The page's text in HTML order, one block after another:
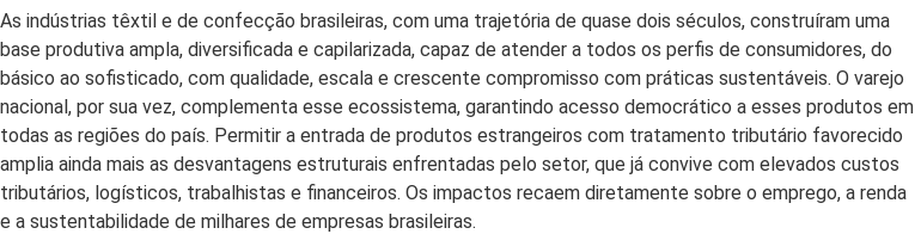
As indústrias têxtil e de confecção brasileiras, com uma trajetória de quase dois séculos, construíram uma
base produtiva ampla, diversificada e capilarizada, capaz de atender a todos os perfis de consumidores, do
básico ao sofisticado, com qualidade, escala e crescente compromisso com práticas sustentáveis. O varejo
nacional, por sua vez, complementa esse ecossistema, garantindo acesso democrático a esses produtos em
todas as regiões do país. Permitir a entrada de produtos estrangeiros com tratamento tributário favorecido
amplia ainda mais as desvantagens estruturais enfrentadas pelo setor, que já convive com elevados custos
tributários, logísticos, trabalhistas e financeiros. Os impactos recaem diretamente sobre o emprego, a renda
e a sustentabilidade de milhares de empresas brasileiras.